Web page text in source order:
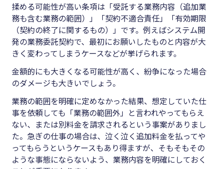
揉める可能性が高い条項は「受託する業務内容（追加業
務も含む業務の範囲）」「契約不適合責任」「有効期限
（契約の終了に関するもの）」です。例えばシステム開
発の業務委託契約で、最初にお願いしたものと内容が大
きく変わってしまうケースなどが挙げられます。
金額的にも大きくなる可能性が高く、紛争になった場合
のダメージも大きいでしょう。
業務の範囲を明確に定めなかった結果、想定していた仕
事を依頼しても「業務の範囲外」と言われやってもらえ
ない、または別料金を請求されるという事案がありまし
た。急ぎの仕事の場合は、泣く泣く追加料金を払ってや
ってもらうというケースもあり得ますが、そもそもその
ような事態にならないよう、業務内容を明確にしておく